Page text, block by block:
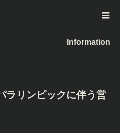
Information
ラリンピックに伴う営